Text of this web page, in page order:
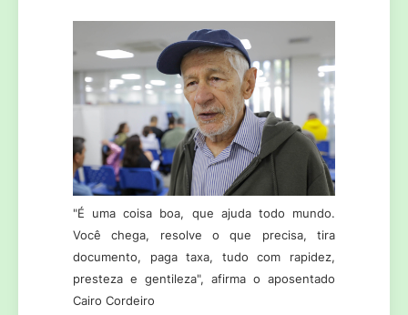
"É uma coisa boa, que ajuda todo mundo.
Você chega, resolve o que precisa, tira
documento, paga taxa, tudo com rapidez,
presteza e gentileza", afirma o aposentado
Cairo Cordeiro